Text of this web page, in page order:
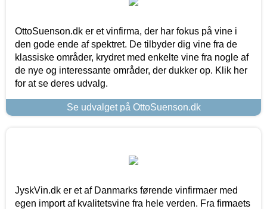
OttoSuenson.dk er et vinfirma, der har fokus på vine i
den gode ende af spektret. De tilbyder dig vine fra de
klassiske områder, krydret med enkelte vine fra nogle af
de nye og interessante områder, der dukker op. Klik her
for at se deres udvalg.
Se udvalget på OttoSuenson.dk
JyskVin.dk er et af Danmarks førende vinfirmaer med
egen import af kvalitetsvine fra hele verden. Fra firmaets